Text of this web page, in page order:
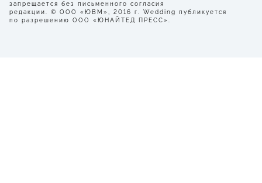
запрещается без письменного согласия
редакции. © ООО «ЮВМ», 2016 г. Wedding публикуется
по разрешению ООО «ЮНАЙТЕД ПРЕСС».